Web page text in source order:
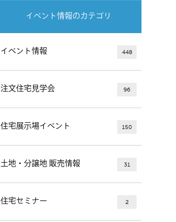
イベント情報のカテゴリ
イベント情報 448
注文住宅見学会 96
住宅展示場イベント 150
土地・分譲地 販売情報 31
住宅セミナー 2